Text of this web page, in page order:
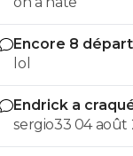
Encore 8
valser à l'OL
lol
Endrick a
Real
sergio33 04 août
Comment